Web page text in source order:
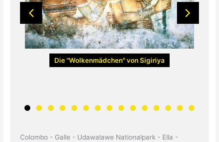
Die "Wolkenmädchen" von Sigiriya
Colombo - Galle - Udawalawe Nationalpark - Ella -